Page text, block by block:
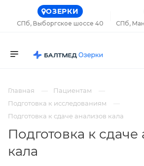
ОЗЕРКИ
СПб, Выборгское шоссе 40 СПб,
Главная
Пациентам
Подготовка к исследованиям
Подготовка к сдаче анализов кала
Подготовка к сдаче
кала